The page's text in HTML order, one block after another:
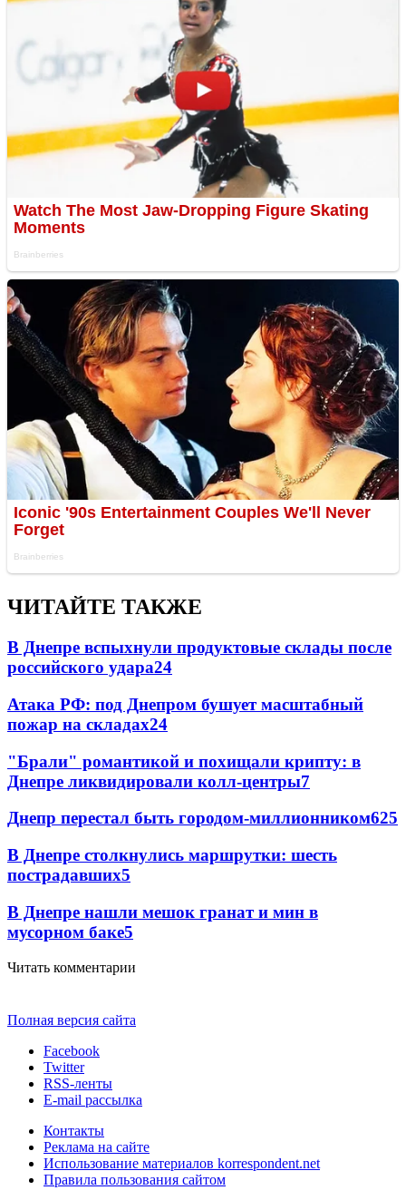
ЧИТАЙТЕ ТАКЖЕ
В Днепре вспыхнули продуктовые склады после
российского удара24
Атака РФ: под Днепром бушует масштабный
пожар на складах24
"Брали" романтикой и похищали крипту: в
Днепре ликвидировали колл-центры7
Днепр перестал быть городом-миллионником625
В Днепре столкнулись маршрутки: шесть
пострадавших5
В Днепре нашли мешок гранат и мин в
мусорном баке5
Читать комментарии
Полная версия сайта
Facebook
Twitter
RSS-ленты
E-mail рассылка
Контакты
Реклама на сайте
Использование материалов korrespondent.net
Правила пользования сайтом